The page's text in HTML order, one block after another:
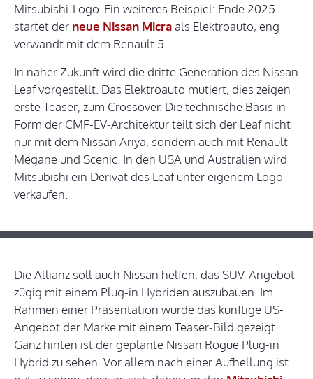
Mitsubishi-Logo. Ein weiteres Beispiel: Ende 2025
startet der neue Nissan Micraals Elektroauto, eng
verwandt mit dem Renault 5.
In naher Zukunft wird die dritte Generation des Nissan
Leaf vorgestellt. Das Elektroauto mutiert, dies zeigen
erste Teaser, zum Crossover. Die technische Basis in
Form der CMF-EV-Architektur teilt sich der Leaf nicht
nur mit dem Nissan Ariya, sondern auch mit Renault
Megane und Scenic. In den USA und Australien wird
Mitsubishi ein Derivat des Leaf unter eigenem Logo
verkaufen.
Die Allianz soll auch Nissan helfen, das SUV-Angebot
zügig mit einem Plug-in Hybriden auszubauen. Im
Rahmen einer Präsentation wurde das künftige US-
Angebot der Marke mit einem Teaser-Bild gezeigt.
Ganz hinten ist der geplante Nissan Rogue Plug-in
Hybrid zu sehen. Vor allem nach einer Aufhellung ist